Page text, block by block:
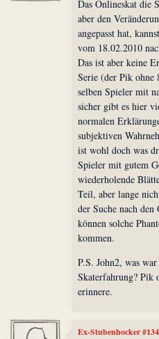
Das Onlineskat die
aber den
angepasst hat,
vom 18.02.2010
Das ist aber keine
Serie (der Pik ohne
selben Spieler mit
sicher gibt es hier
normalen
subjektiven
ist wohl doch was
Spieler mit gutem
wiederholende
Teil, aber lange
der Suche nach
können solche
kommen.
P.S. John2, was
Skaterfahrung? Pik
erinnere.
Ex-Stubenhocker